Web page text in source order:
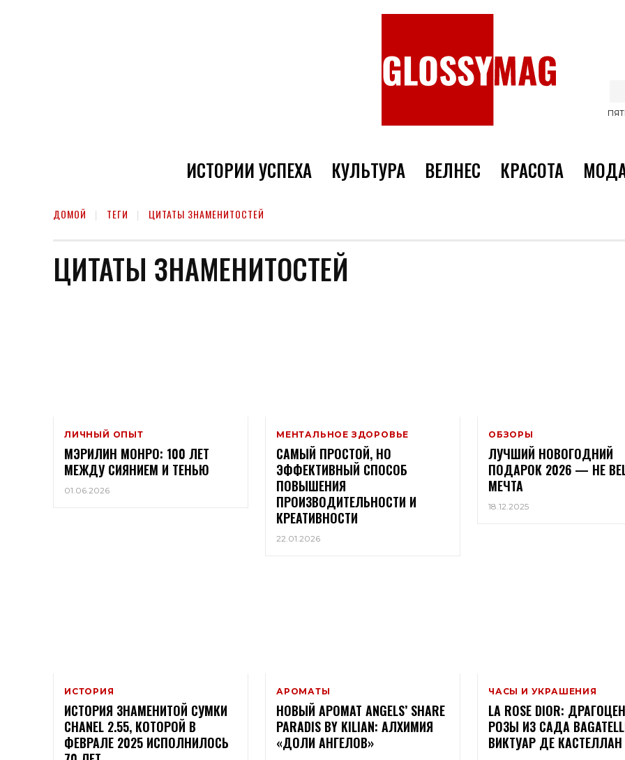
ИСТОРИИ УСПЕХА КУЛЬТУРА ВЕЛНЕС КРАСОТА
ДОМОЙ ТЕГИ ЦИТАТЫ ЗНАМЕНИТОСТЕЙ
ЦИТАТЫ ЗНАМЕНИТОСТЕЙ
ЛИЧНЫЙ ОПЫТ
МЭРИЛИН МОНРО: 100 ЛЕТ
МЕЖДУ СИЯНИЕМ И ТЕНЬЮ
01.06.2026
МЕНТАЛЬНОЕ ЗДОРОВЬЕ
САМЫЙ ПРОСТОЙ, НО
ЭФФЕКТИВНЫЙ СПОСОБ
ПОВЫШЕНИЯ
ПРОИЗВОДИТЕЛЬНОСТИ И
КРЕАТИВНОСТИ
22.01.2026
ОБЗОРЫ
ЛУЧШИЙ НОВОГОДНИЙ
ПОДАРОК 2026 — НЕ
МЕЧТА
18.12.2025
ИСТОРИЯ
ИСТОРИЯ ЗНАМЕНИТОЙ СУМКИ
CHANEL 2.55, КОТОРОЙ В
ФЕВРАЛЕ 2025 ИСПОЛНИЛОСЬ
АРОМАТЫ
НОВЫЙ АРОМАТ ANGELS’ SHARE
PARADIS BY KILIAN: АЛХИМИЯ
«ДОЛИ АНГЕЛОВ»
ЧАСЫ И УКРАШЕНИЯ
LA ROSE DIOR:
РОЗЫ ИЗ САДА
ВИКТУАР ДЕ КАСТЕЛЛАН